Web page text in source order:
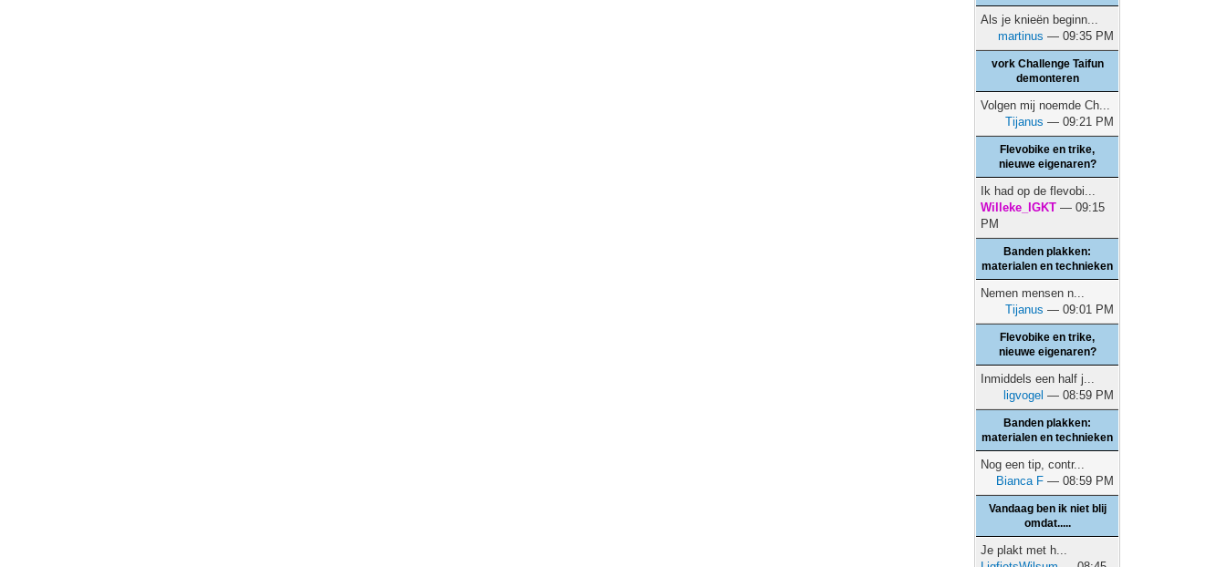
Als je knieën beginn...
martinus — 09:35 PM
vork Challenge Taifun
demonteren
Volgen mij noemde Ch...
Tijanus — 09:21 PM
Flevobike en trike,
nieuwe eigenaren?
Ik had op de flevobi...
Willeke_IGKT — 09:15
PM
Banden plakken:
materialen en technieken
Nemen mensen n...
Tijanus — 09:01 PM
Flevobike en trike,
nieuwe eigenaren?
Inmiddels een half j...
ligvogel — 08:59 PM
Banden plakken:
materialen en technieken
Nog een tip, contr...
Bianca F — 08:59 PM
Vandaag ben ik niet blij
omdat.....
Je plakt met h...